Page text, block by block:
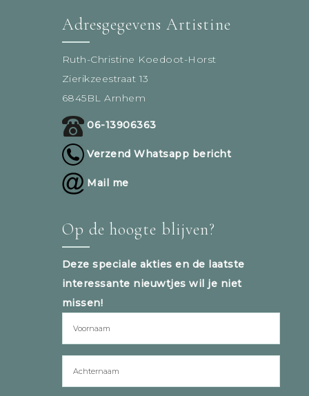
Adresgegevens Artistine
Ruth-Christine Koedoot-Horst
Zierikzeestraat 13
6845BL Arnhem
06-13906363
Verzend Whatsapp bericht
Mail me
Op de hoogte blijven?
Deze speciale akties en de laatste
interessante nieuwtjes wil je niet
missen!